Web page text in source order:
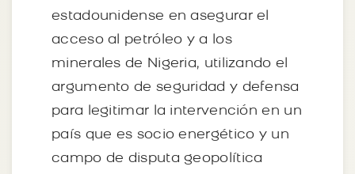
estadounidense en asegurar el
acceso al petróleo y a los
minerales de Nigeria, utilizando el
argumento de seguridad y defensa
para legitimar la intervención en un
país que es socio energético y un
campo de disputa geopolítica